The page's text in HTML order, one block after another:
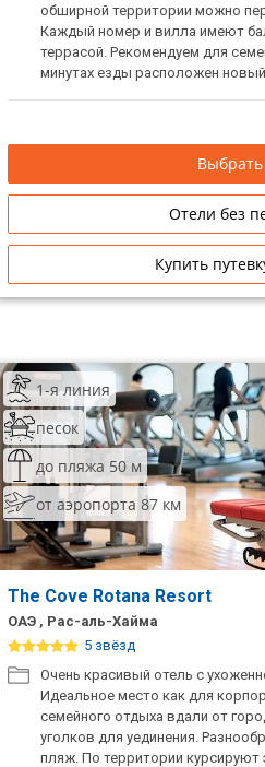
обширной территории можно
Каждый номер и вилла имеют
террасой. Рекомендуем для
минутах езды расположен
русскоговорящий персонал. При
Выбрать
Отели без
Купить
1-я линия
песок
до пляжа 50 м
от аэропорта 87 км
The Cove Rotana Resort
ОАЭ , Рас-аль-Хайма
5 звёзд
Очень красивый отель с
Идеальное место как для
семейного отдыха вдали от
уголков для уединения.
пляж. По территории курсируют